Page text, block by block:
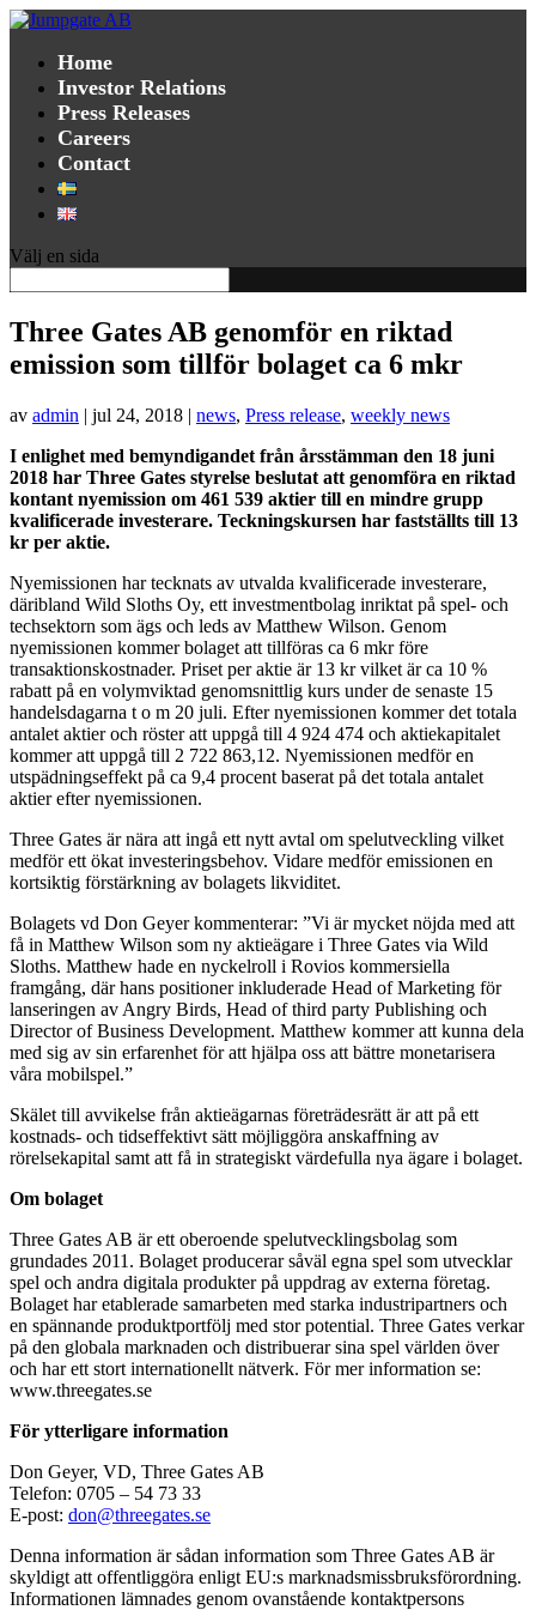
Home
Investor Relations
Press Releases
Careers
Contact
Välj en sida
Three Gates AB genomför en riktad
emission som tillför bolaget ca 6 mkr
av admin | jul 24, 2018 | news, Press release, weekly news
I enlighet med bemyndigandet från årsstämman den 18 juni
2018 har Three Gates styrelse beslutat att genomföra en riktad
kontant nyemission om 461 539 aktier till en mindre grupp
kvalificerade investerare. Teckningskursen har fastställts till 13
kr per aktie.
Nyemissionen har tecknats av utvalda kvalificerade investerare,
däribland Wild Sloths Oy, ett investmentbolag inriktat på spel- och
techsektorn som ägs och leds av Matthew Wilson. Genom
nyemissionen kommer bolaget att tillföras ca 6 mkr före
transaktionskostnader. Priset per aktie är 13 kr vilket är ca 10 %
rabatt på en volymviktad genomsnittlig kurs under de senaste 15
handelsdagarna t o m 20 juli. Efter nyemissionen kommer det totala
antalet aktier och röster att uppgå till 4 924 474 och aktiekapitalet
kommer att uppgå till 2 722 863,12. Nyemissionen medför en
utspädningseffekt på ca 9,4 procent baserat på det totala antalet
aktier efter nyemissionen.
Three Gates är nära att ingå ett nytt avtal om spelutveckling vilket
medför ett ökat investeringsbehov. Vidare medför emissionen en
kortsiktig förstärkning av bolagets likviditet.
Bolagets vd Don Geyer kommenterar: ”Vi är mycket nöjda med att
få in Matthew Wilson som ny aktieägare i Three Gates via Wild
Sloths. Matthew hade en nyckelroll i Rovios kommersiella
framgång, där hans positioner inkluderade Head of Marketing för
lanseringen av Angry Birds, Head of third party Publishing och
Director of Business Development. Matthew kommer att kunna dela
med sig av sin erfarenhet för att hjälpa oss att bättre monetarisera
våra mobilspel.”
Skälet till avvikelse från aktieägarnas företrädesrätt är att på ett
kostnads- och tidseffektivt sätt möjliggöra anskaffning av
rörelsekapital samt att få in strategiskt värdefulla nya ägare i bolaget.
Om bolaget
Three Gates AB är ett oberoende spelutvecklingsbolag som
grundades 2011. Bolaget producerar såväl egna spel som utvecklar
spel och andra digitala produkter på uppdrag av externa företag.
Bolaget har etablerade samarbeten med starka industripartners och
en spännande produktportfölj med stor potential. Three Gates verkar
på den globala marknaden och distribuerar sina spel världen över
och har ett stort internationellt nätverk. För mer information se:
www.threegates.se
För ytterligare information
Don Geyer, VD, Three Gates AB
Telefon: 0705 – 54 73 33
E-post: don@threegates.se
Denna information är sådan information som Three Gates AB är
skyldigt att offentliggöra enligt EU:s marknadsmissbruksförordning.
Informationen lämnades genom ovanstående kontaktpersons